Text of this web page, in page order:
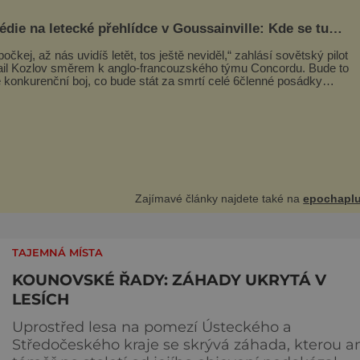
na letecké přehlídce v Goussainville: Kde se tu
až nás uvidíš letět, tos ještě neviděl,“ zahlásí sovětský pilot
Kozlov směrem k anglo-francouzského týmu Concordu. Bude to
konkurenční boj, co bude stát za smrtí celé 6členné posádky
Zajímavé články najdete také na
TAJEMNÁ MÍSTA
KOUNOVSKÉ ŘADY: ZÁHADY UKRYTÁ V
LESÍCH
Uprostřed lesa na pomezí Ústeckého a
Středočeského kraje se skrývá záhada, kterou